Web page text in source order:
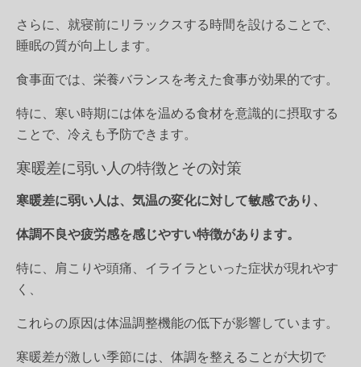
さらに、就寝前にリラックスする時間を設けることで、
睡眠の質が向上します。
食事面では、栄養バランスを考えた食事が効果的です。
特に、寒い時期には体を温める食材を意識的に摂取する
ことで、冷えも予防できます。
寒暖差に弱い人の特徴とその対策
寒暖差に弱い人は、気温の変化に対して敏感であり、
体調不良や疲労感を感じやすい特徴があります。
特に、肩こりや頭痛、イライラといった症状が現れやす
く、
これらの原因は体温調整機能の低下が影響しています。
寒暖差が激しい季節には、体調を整えることが大切で